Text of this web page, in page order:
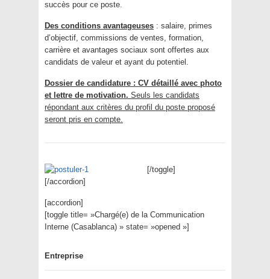
succès pour ce poste.
Des conditions avantageuses : salaire, primes
d’objectif, commissions de ventes, formation,
carrière et avantages sociaux sont offertes aux
candidats de valeur et ayant du potentiel.
Dossier de candidature : CV détaillé avec photo
et lettre de motivation. Seuls les candidats
répondant aux critères du profil du poste proposé
seront pris en compte.
[/toggle]
[/accordion]
[accordion]
[toggle title= »Chargé(e) de la Communication
Interne (Casablanca) » state= »opened »]
Entreprise